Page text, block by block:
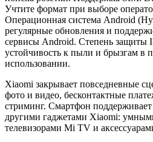
Учтите формат при выборе
Операционная система Android
регулярные обновления и
сервисы Android. Степень защиты
устойчивость к пыли и брызгам в
использовании.
Xiaomi закрывает повседневные
фото и видео, бесконтактные
стриминг. Смартфон
другими гаджетами Xiaomi:
телевизорами Mi TV и